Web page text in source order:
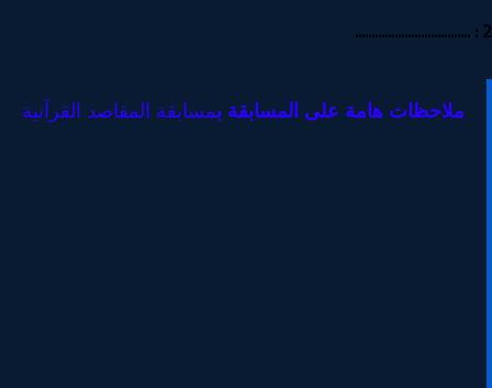
ملاحظات هامة على المسابقة بمسابقة المقاصد القرآنية